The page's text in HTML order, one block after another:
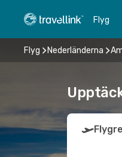
Flyg
Flyg Nederländerna